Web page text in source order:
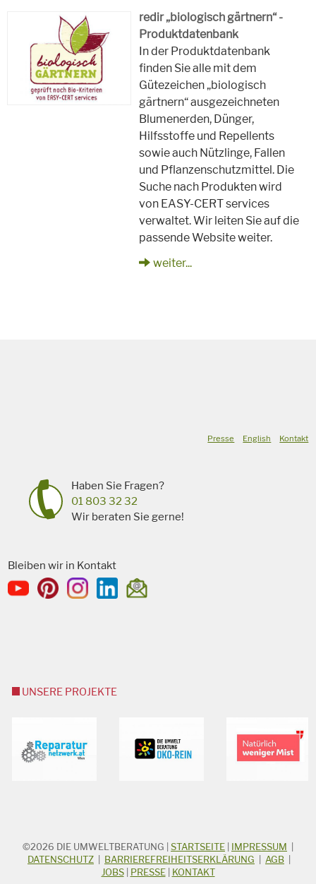
redir „biologisch gärtnern“ -
Produktdatenbank
In der Produktdatenbank
finden Sie alle mit dem
Gütezeichen „biologisch
gärtnern“ ausgezeichneten
Blumenerden, Dünger,
Hilfsstoffe und Repellents
sowie auch Nützlinge, Fallen
und Pflanzenschutzmittel. Die
Suche nach Produkten wird
von EASY-CERT services
verwaltet. Wir leiten Sie auf die
passende Website weiter.
weiter...
Presse English Kontakt
Haben Sie Fragen?
01 803 32 32
Wir beraten Sie gerne!
Bleiben wir in Kontakt
UNSERE PROJEKTE
STICHWORTSUCHE
Suchbegriff
©2026 DIE UMWELTBERATUNG STARTSEITE IMPRESSUM
DATENSCHUTZ
BARRIEREFREIHEITSERKLÄRUNG AGB
JOBS| PRESSE| KONTAKT